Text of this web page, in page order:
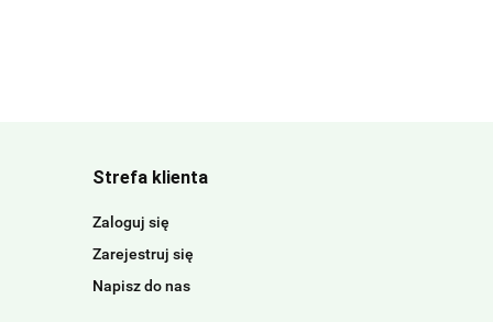
Strefa klienta
Zaloguj się
Zarejestruj się
Napisz do nas